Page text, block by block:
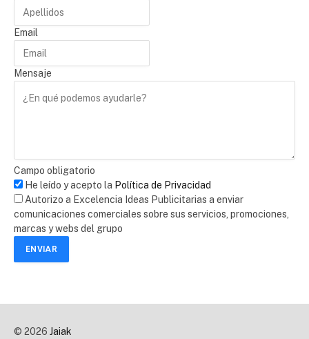
Email
Mensaje
Campo obligatorio
He leído y acepto la Política de Privacidad
Autorizo a Excelencia Ideas Publicitarias a enviar
comunicaciones comerciales sobre sus servicios, promociones,
marcas y webs del grupo
ENVIAR
© 2026 Jaiak